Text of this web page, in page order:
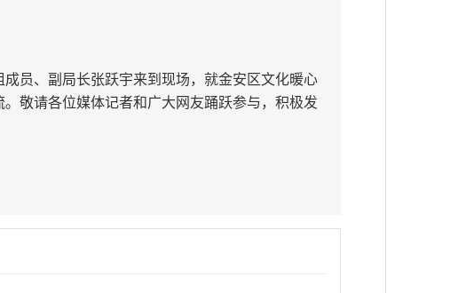
员、副局长张跃宇来到现场，就金安区文化暖心
敬请各位媒体记者和广大网友踊跃参与，积极发